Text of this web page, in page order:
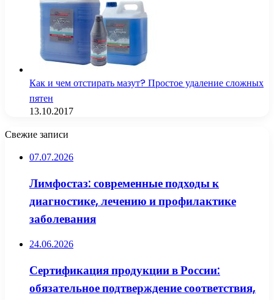
Как и чем отстирать мазут? Простое удаление сложных
пятен
13.10.2017
Свежие записи
07.07.2026
Лимфостаз: современные подходы к
диагностике, лечению и профилактике
заболевания
24.06.2026
Сертификация продукции в России:
обязательное подтверждение соответствия,